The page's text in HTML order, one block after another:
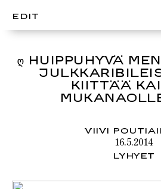
EDIT
Ღ HUIPPUHYVÄ
KIITTÄÄ
VIIVI
16.5.2014
LYHYET